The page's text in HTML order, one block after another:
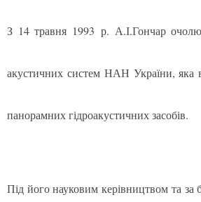
З 14 травня 1993 р. А.І.Гончар
акустичних систем НАН України, яка
панорамних гідроакустичних засобів.
Під його науковим керівництвом та за